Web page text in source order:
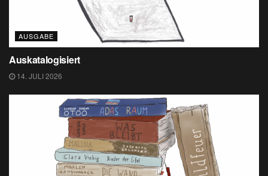
AUSGABE
Auskatalogisiert
14. JULI 2026